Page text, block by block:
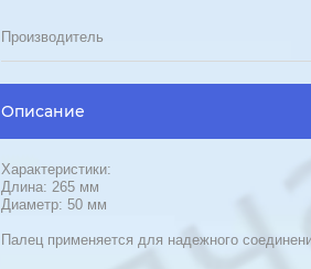
Производитель
Описание
Характеристики:
Длина: 265 мм
Диаметр: 50 мм
Палец применяется для надежного